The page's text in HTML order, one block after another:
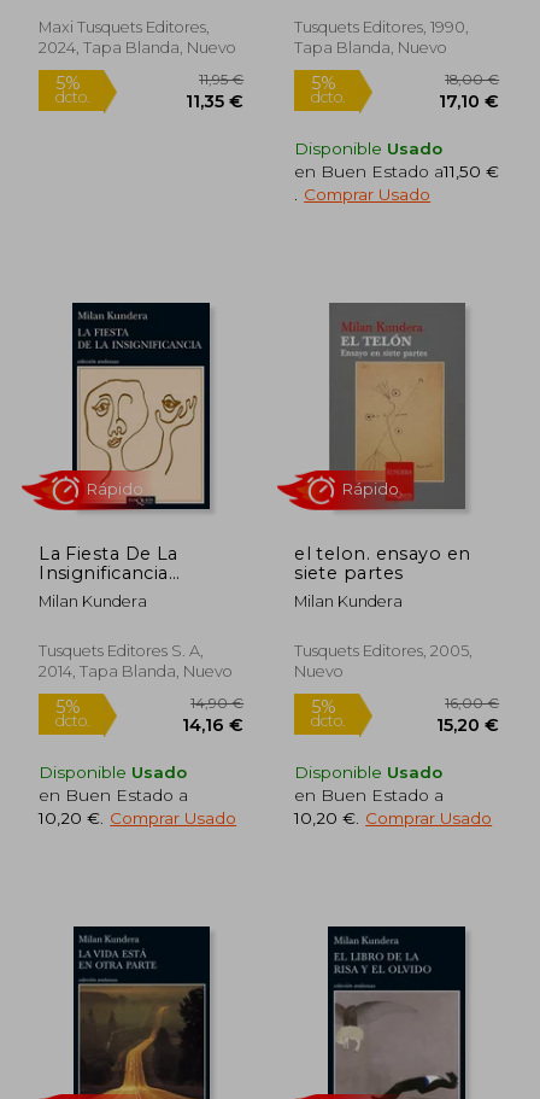
5%
dcto. dcto.
Rápido
Maxi Tusquets Editores,
2024, Tapa Blanda, Nuevo
Tusquets Editores, 1990,
Tapa Blanda, Nuevo
Disponible Usado
en Buen Estado a11,50 €
Comprar Usado
La Fiesta De La
Insignificancia
(spanish Edition)
Milan Kundera
Tusquets Editores S. A,
2014, Tapa Blanda, Nuevo
Disponible Usado
en Buen Estado a
10,20 € Comprar Usado
el telon. ensayo en
siete partes
Milan Kundera
Tusquets Editores, 2005,
Nuevo
Disponible Usado
en Buen Estado a
10,20 € Comprar Usado